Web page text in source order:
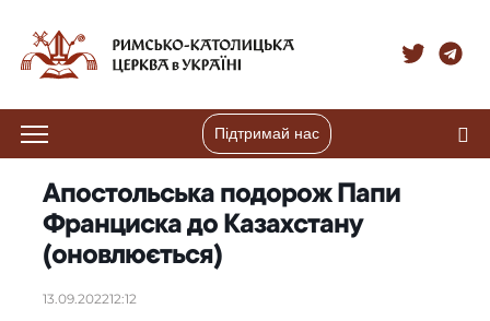
Підтримай нас
Апостольська подорож Папи
Франциска до Казахстану
(оновлюється)
13.09.202212:12